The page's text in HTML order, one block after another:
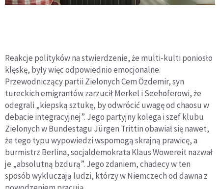
Reakcje polityków na stwierdzenie, że multi-kulti poniosło
klęskę, były więc odpowiednio emocjonalne.
Przewodniczący partii Zielonych Cem Özdemir, syn
tureckich emigrantów zarzucił Merkel i Seehoferowi, że
odegrali „kiepską sztukę, by odwrócić uwagę od chaosu w
debacie integracyjnej”. Jego partyjny kolega i szef klubu
Zielonych w Bundestagu Jürgen Trittin obawiał się nawet,
że tego typu wypowiedzi wspomogą skrajną prawicę, a
burmistrz Berlina, socjaldemokrata Klaus Wowereit nazwał
je „absolutną bzdurą”. Jego zdaniem, chadecy w ten
sposób wykluczają ludzi, którzy w Niemczech od dawna z